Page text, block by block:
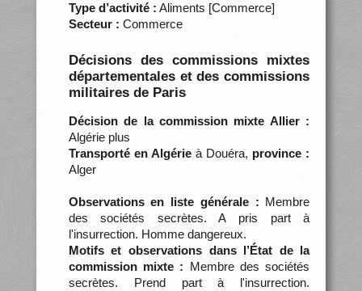
Type d’activité : Aliments [Commerce]
Secteur : Commerce
Décisions des commissions mixtes
départementales et des commissions
militaires de Paris
Décision de la commission mixte Allier :
Algérie plus
Transporté en Algérieà Douéra, province :
Alger
Observations en liste générale : Membre
des sociétés secrètes. A pris part à
l'insurrection. Homme dangereux.
Motifs et observations dans l’État de la
commission mixte : Membre des sociétés
secrètes. Prend part à l'insurrection.